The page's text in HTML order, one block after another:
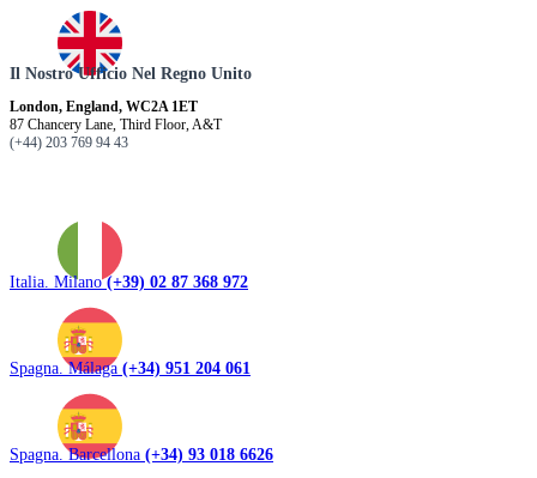
Il Nostro Ufficio Nel Regno Unito
London, England, WC2A 1ET
87 Chancery Lane, Third Floor, A&T
(+44) 203 769 94 43
Italia. Milano(+39) 02 87 368 972
Spagna. Málaga (+34) 951 204 061
Spagna. Barcellona (+34) 93 018 6626